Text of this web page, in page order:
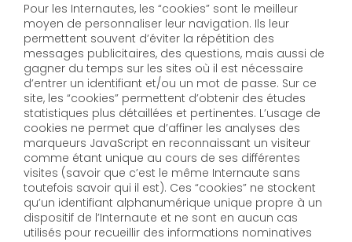
Pour les Internautes, les “cookies” sont le meilleur
moyen de personnaliser leur navigation. Ils leur
permettent souvent d’éviter la répétition des
messages publicitaires, des questions, mais aussi de
gagner du temps sur les sites où il est nécessaire
d’entrer un identifiant et/ou un mot de passe. Sur ce
site, les “cookies” permettent d’obtenir des études
statistiques plus détaillées et pertinentes. L’usage de
cookies ne permet que d’affiner les analyses des
marqueurs JavaScript en reconnaissant un visiteur
comme étant unique au cours de ses différentes
visites (savoir que c’est le même Internaute sans
toutefois savoir qui il est). Ces “cookies” ne stockent
qu’un identifiant alphanumérique unique propre à un
dispositif de l’Internaute et ne sont en aucun cas
utilisés pour recueillir des informations nominatives